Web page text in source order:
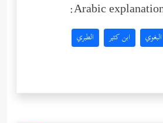
Arabic
البغوي ابن كثير الطبري